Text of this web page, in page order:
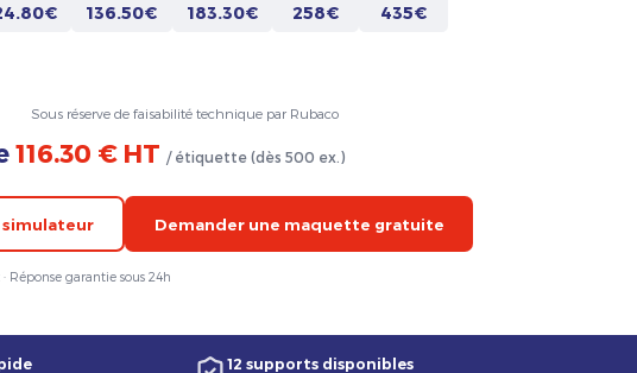
136.50€ 183.30€ 258€ 435€
Sous réserve de faisabilité technique par Rubaco
116.30 € HT / étiquette (dès 500 ex.)
simulateur Demander une maquette gratuite
Réponse garantie sous 24h
12 supports disponibles